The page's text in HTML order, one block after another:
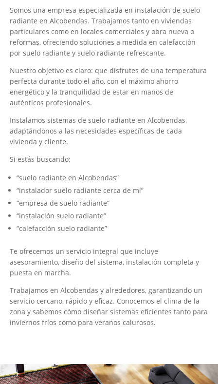
Somos una empresa especializada en instalación de suelo
radiante en Alcobendas. Trabajamos tanto en viviendas
particulares como en locales comerciales y obra nueva o
reformas, ofreciendo soluciones a medida en calefacción
por suelo radiante y suelo radiante refrescante.
Nuestro objetivo es claro: que disfrutes de una temperatura
perfecta durante todo el año, con el máximo ahorro
energético y la tranquilidad de estar en manos de
auténticos profesionales.
Instalamos sistemas de suelo radiante en Alcobendas,
adaptándonos a las necesidades específicas de cada
vivienda y cliente.
Si estás buscando:
“suelo radiante en Alcobendas”
“instalador suelo radiante cerca de mí”
“empresa de suelo radiante”
“instalación suelo radiante”
“calefacción suelo radiante”
Te ofrecemos un servicio integral que incluye
asesoramiento, diseño del sistema, instalación completa y
puesta en marcha.
Trabajamos en Alcobendas y alrededores, garantizando un
servicio cercano, rápido y eficaz. Conocemos el clima de la
zona y sabemos cómo diseñar sistemas eficientes tanto para
inviernos fríos como para veranos calurosos.